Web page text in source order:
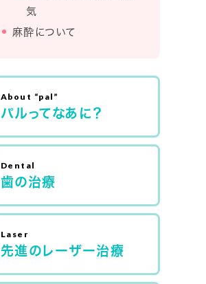
気
麻酔について
パルってなあに？
歯の治療
先進のレーザー治療